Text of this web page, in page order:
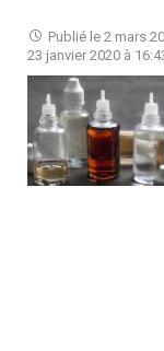
Publié le 2 mars
23 janvier 2020 à